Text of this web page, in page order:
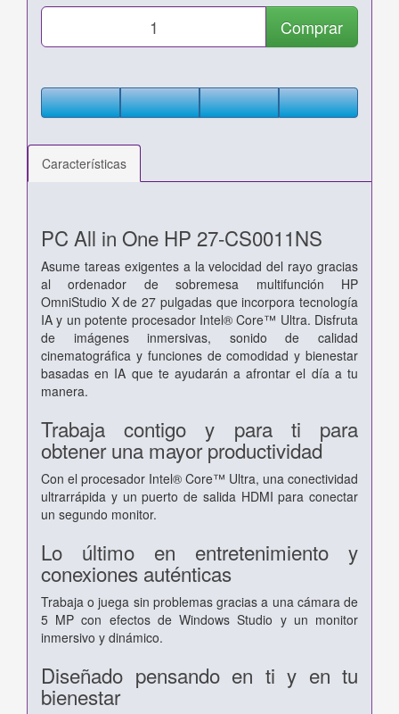
Comprar
Características
PC All in One HP 27-CS0011NS
Asume tareas exigentes a la velocidad del rayo gracias
al ordenador de sobremesa multifunción HP
OmniStudio X de 27 pulgadas que incorpora tecnología
IA y un potente procesador Intel® Core™ Ultra. Disfruta
de imágenes inmersivas, sonido de calidad
cinematográfica y funciones de comodidad y bienestar
basadas en IA que te ayudarán a afrontar el día a tu
manera.
Trabaja contigo y para ti para
obtener una mayor productividad
Con el procesador Intel® Core™ Ultra, una conectividad
ultrarrápida y un puerto de salida HDMI para conectar
un segundo monitor.
Lo último en entretenimiento y
conexiones auténticas
Trabaja o juega sin problemas gracias a una cámara de
5 MP con efectos de Windows Studio y un monitor
inmersivo y dinámico.
Diseñado pensando en ti y en tu
bienestar